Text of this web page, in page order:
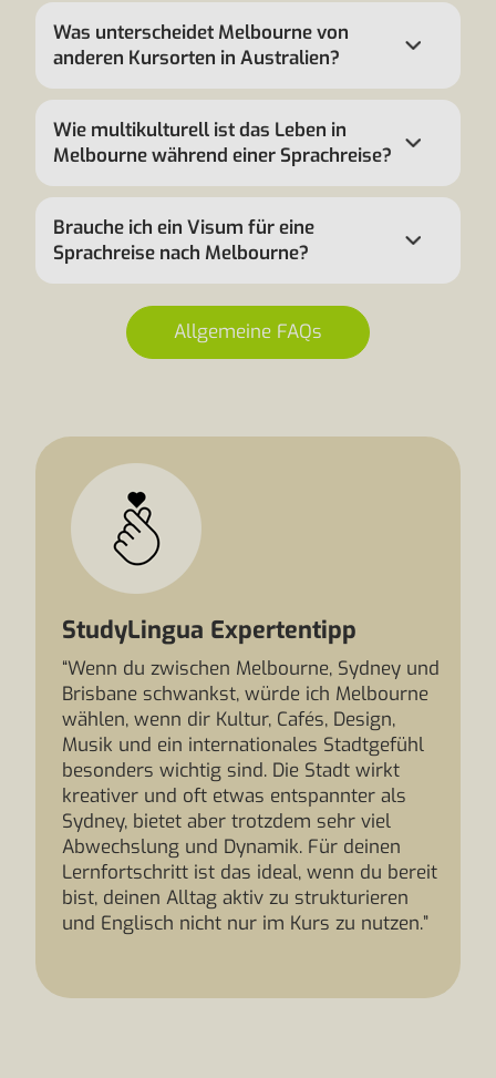
Was unterscheidet Melbourne von
anderen Kursorten in Australien?
Wie multikulturell ist das Leben in
Melbourne während einer Sprachreise?
Brauche ich ein Visum für eine
Sprachreise nach Melbourne?
Allgemeine FAQs
StudyLingua Expertentipp
“Wenn du zwischen Melbourne, Sydney und
Brisbane schwankst, würde ich Melbourne
wählen, wenn dir Kultur, Cafés, Design,
Musik und ein internationales Stadtgefühl
besonders wichtig sind. Die Stadt wirkt
kreativer und oft etwas entspannter als
Sydney, bietet aber trotzdem sehr viel
Abwechslung und Dynamik. Für deinen
Lernfortschritt ist das ideal, wenn du bereit
bist, deinen Alltag aktiv zu strukturieren
und Englisch nicht nur im Kurs zu nutzen.”